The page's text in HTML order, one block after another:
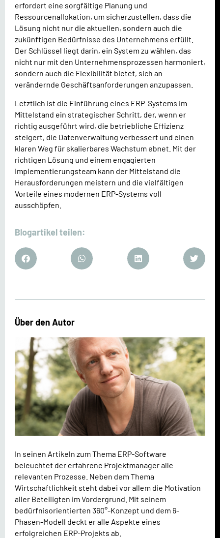
erfordert eine sorgfältige Planung und
Ressourcenallokation, um sicherzustellen, dass die
Lösung nicht nur die aktuellen, sondern auch die
zukünftigen Bedürfnisse des Unternehmens erfüllt.
Der Schlüssel liegt darin, ein System zu wählen, das
nicht nur mit den Unternehmensprozessen harmoniert,
sondern auch die Flexibilität bietet, sich an
verändernde Geschäftsanforderungen anzupassen.
Letztlich ist die Einführung eines ERP-Systems im
Mittelstand ein strategischer Schritt, der, wenn er
richtig ausgeführt wird, die betriebliche Effizienz
steigert, die Datenverwaltung verbessert und einen
klaren Weg für skalierbares Wachstum ebnet. Mit der
richtigen Lösung und einem engagierten
Implementierungsteam kann der Mittelstand die
Herausforderungen meistern und die vielfältigen
Vorteile eines modernen ERP-Systems voll
ausschöpfen.
Blogartikel teilen:
Über den Autor
In seinen Artikeln zum Thema ERP-Software
beleuchtet der erfahrene Projektmanager alle
relevanten Prozesse. Neben dem Thema
Wirtschaftlichkeit steht dabei vor allem die Motivation
aller Beteiligten im Vordergrund. Mit seinem
bedürfnisorientierten 360°-Konzept und dem 6-
Phasen-Modell deckt er alle Aspekte eines
erfolgreichen ERP-Projekts ab.